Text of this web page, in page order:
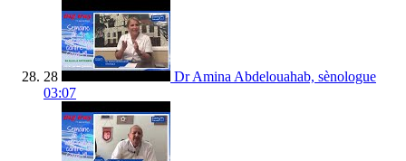
28
Dr Amina Abdelouahab, sènologue
03:07